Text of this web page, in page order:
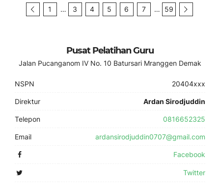
1 … 3 4 5 6 7 … 59
Pusat Pelatihan Guru
Jalan Pucanganom IV No. 10 Batursari Mranggen Demak
NSPN 20404xxx
Direktur Ardan Sirodjuddin
Telepon 0816652325
Email ardansirodjuddin0707@gmail.com
Facebook
Twitter